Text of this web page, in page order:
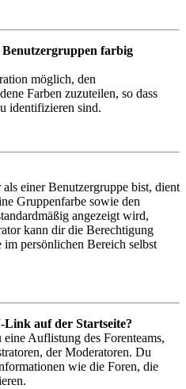
Benutzergruppen farbig
möglich, den
Farben zuzuteilen, so dass
identifizieren sind.
einer Benutzergruppe bist, dient
Gruppenfarbe sowie den
angezeigt wird,
kann dir die Berechtigung
im persönlichen Bereich selbst
Link auf der Startseite?
Auflistung des Forenteams,
der Moderatoren. Du
wie die Foren, die